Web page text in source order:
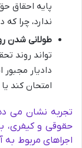
پایه احقاق
ندارد، چرا
طولانی شدن
تواند روند
دادیار
امتحان کند
تجربه نشان می
حقوقی و کیفری،
اجراهای مربوط به